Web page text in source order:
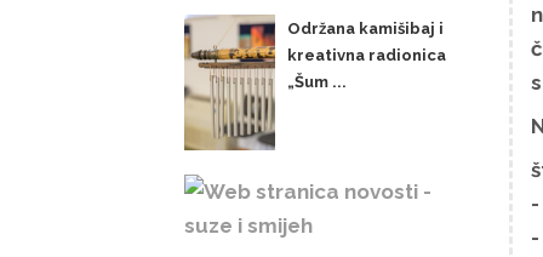
Održana kamišibaj i
kreativna radionica
„Šum ...